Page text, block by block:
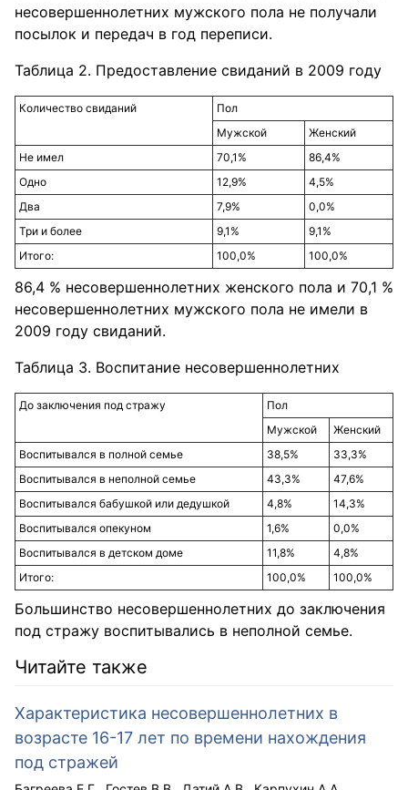
несовершеннолетних мужского пола не получали
посылок и передач в год переписи.
Таблица 2. Предоставление свиданий в 2009 году
Количество свиданий
Пол
Мужской
Женский
Не имел
70,1%
86,4%
Одно
12,9%
4,5%
Два
7,9%
0,0%
Три и более
9,1%
9,1%
Итого:
100,0% 100,0%
86,4 % несовершеннолетних женского пола и 70,1 %
несовершеннолетних мужского пола не имели в
2009 году свиданий.
Таблица 3. Воспитание несовершеннолетних
До заключения под стражу
Пол
Мужской
Женский
Воспитывался в полной семье
38,5%
33,3%
Воспитывался в неполной семье
43,3%
47,6%
Воспитывался бабушкой или дедушкой
4,8%
14,3%
Воспитывался опекуном
1,6%
0,0%
Воспитывался в детском доме
11,8%
4,8%
Итого:
100,0% 100,0%
Большинство несовершеннолетних до заключения
под стражу воспитывались в неполной семье.
Читайте также
Характеристика несовершеннолетних в
возрасте 16-17 лет по времени нахождения
под стражей